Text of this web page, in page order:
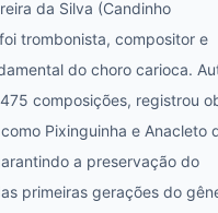
da Silva (Candinho
trombonista, compositor e
do choro carioca.
composições, registrou
Pixinguinha e Anacleto
a preservação do
primeiras gerações do